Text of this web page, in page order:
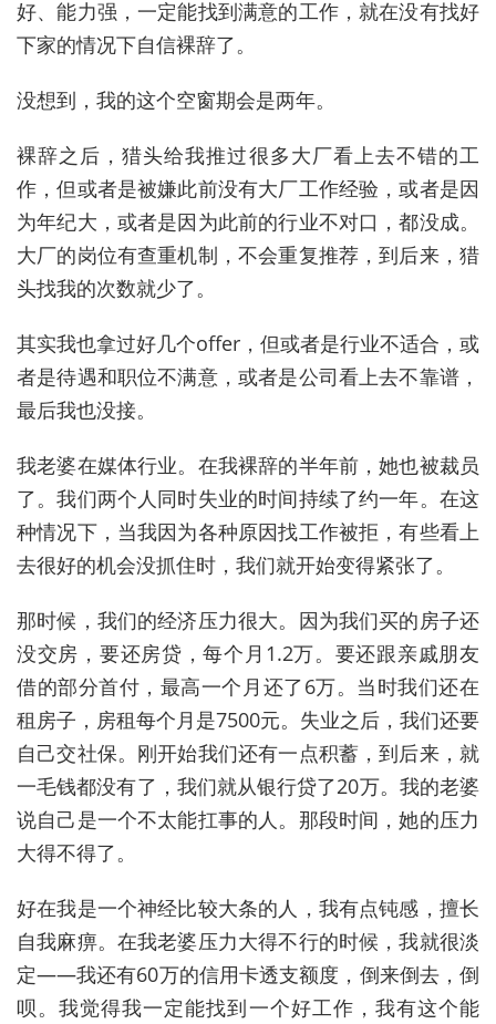
好、能力强，一定能找到满意的工作，就在没有找好
下家的情况下自信裸辞了。
没想到，我的这个空窗期会是两年。
裸辞之后，猎头给我推过很多大厂看上去不错的工
作，但或者是被嫌此前没有大厂工作经验，或者是因
为年纪大，或者是因为此前的行业不对口，都没成。
大厂的岗位有查重机制，不会重复推荐，到后来，猎
头找我的次数就少了。
其实我也拿过好几个offer，但或者是行业不适合，或
者是待遇和职位不满意，或者是公司看上去不靠谱，
最后我也没接。
我老婆在媒体行业。在我裸辞的半年前，她也被裁员
了。我们两个人同时失业的时间持续了约一年。在这
种情况下，当我因为各种原因找工作被拒，有些看上
去很好的机会没抓住时，我们就开始变得紧张了。
那时候，我们的经济压力很大。因为我们买的房子还
没交房，要还房贷，每个月1.2万。要还跟亲戚朋友
借的部分首付，最高一个月还了6万。当时我们还在
租房子，房租每个月是7500元。失业之后，我们还要
自己交社保。刚开始我们还有一点积蓄，到后来，就
一毛钱都没有了，我们就从银行贷了20万。我的老婆
说自己是一个不太能扛事的人。那段时间，她的压力
大得不得了。
好在我是一个神经比较大条的人，我有点钝感，擅长
自我麻痹。在我老婆压力大得不行的时候，我就很淡
定——我还有60万的信用卡透支额度，倒来倒去，倒
呗。我觉得我一定能找到一个好工作，我有这个能